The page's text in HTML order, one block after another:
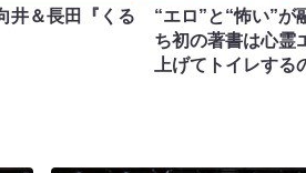
井＆長田『くる
“エロ”と“怖い”が
ち初の著書は心霊
上げてトイレする